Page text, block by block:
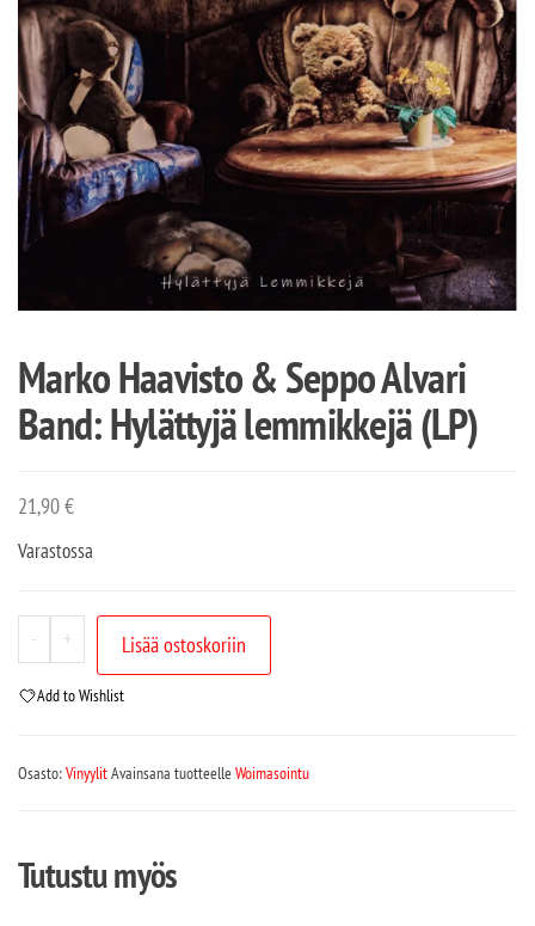
Marko Haavisto & Seppo Alvari
Band: Hylättyjä lemmikkejä (LP)
21,90€
Varastossa
- + Lisää ostoskoriin
Add to Wishlist
Osasto:VinyylitAvainsana tuotteelleWoimasointu
Tutustu myös